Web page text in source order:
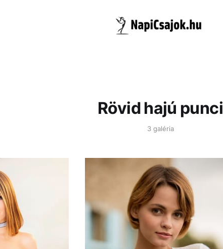
Rövid hajú punci
3 galéria